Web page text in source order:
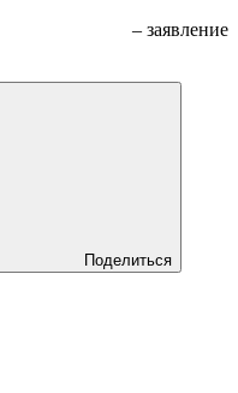
– заявление
Поделиться